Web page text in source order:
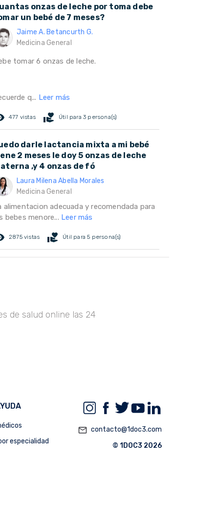
onzas de leche por toma debe
un bebé de 7 meses?
Jaime A. Betancurth G.
Medicina General
tomar 6 onzas de leche.
q... Leer más
477 vistas volunteer_activism Útil para 3 persona(s)
darle lactancia mixta a mi bebé
2 meses le doy 5 onzas de leche
,y 4 onzas de fó
Laura Milena Abella Morales
Medicina General
alimentacion adecuada y recomendada para
bebes menore... Leer más
2875 vistas volunteer_activism Útil para 5 persona(s)
de salud online las 24
especialidad
mail_outline contacto@1doc3.com
© 1DOC3 2026